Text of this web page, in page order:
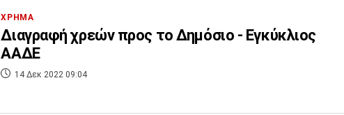
ΧΡΗΜΑ
Διαγραφή χρεών προς το Δημόσιο - Εγκύκλιος
ΑΑΔΕ
14 Δεκ 2022 09:04